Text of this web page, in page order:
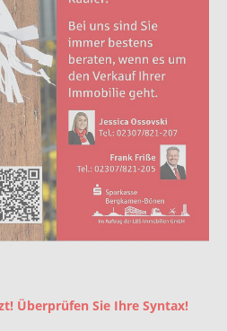
Überprüfen Sie Ihre Syntax!